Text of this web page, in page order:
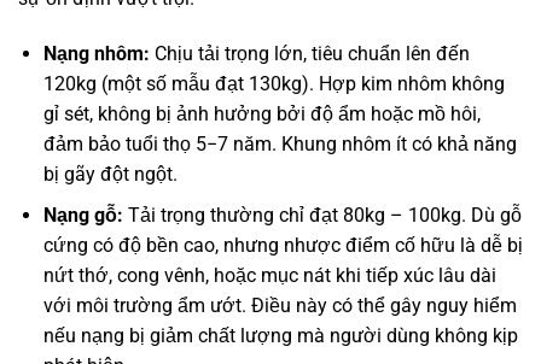
Nạng nhôm: Chịu tải trọng lớn, tiêu chuẩn lên đến
120kg (một số mẫu đạt 130kg). Hợp kim nhôm không
gỉ sét, không bị ảnh hưởng bởi độ ẩm hoặc mồ hôi,
đảm bảo tuổi thọ 5−7năm. Khung nhôm ít có khả năng
bị gãy đột ngột.
Nạng gỗ: Tải trọng thường chỉ đạt 80kg – 100kg. Dù gỗ
cứng có độ bền cao, nhưng nhược điểm cố hữu là dễ bị
nứt thớ, cong vênh, hoặc mục nát khi tiếp xúc lâu dài
với môi trường ẩm ướt. Điều này có thể gây nguy hiểm
nếu nạng bị giảm chất lượng mà người dùng không kịp